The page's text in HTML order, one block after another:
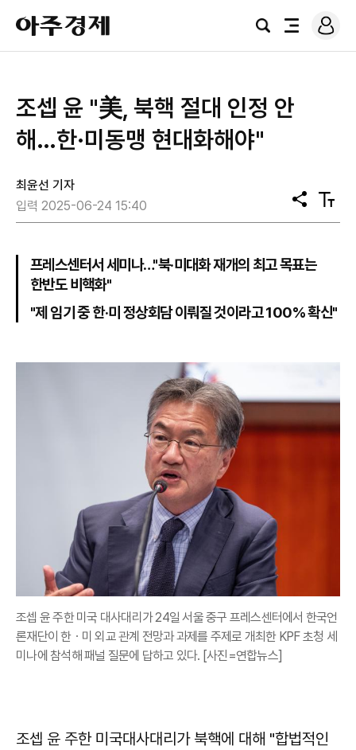
아
주
경
검
전
로
그
조셉 윤 "美, 북핵 절대 인정 안
해…한·미동맹 현대화해야"
최윤선 기자
입력 2025-06-24 15:40
공
유
텍
스
프레스센터서 세미나…"북·미대화 재개의 최고 목표는
한반도 비핵화"
"제 임기 중 한·미 정상회담 이뤄질 것이라고 100% 확신"
조셉 윤 주한 미국 대사대리가 24일 서울 중구 프레스센터에서 한국언
론재단이 한ㆍ미 외교 관계 전망과 과제를 주제로 개최한 KPF 초청 세
미나에 참석해 패널 질문에 답하고 있다. [사진=연합뉴스]
조셉 윤 주한 미국대사대리가 북핵에 대해 "합법적인